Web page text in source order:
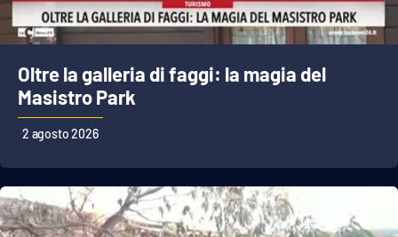
Crotone
Vibo Valentia
Reggio Calabria
Lamezia Terme
Oltre la galleria di faggi: la magia del
Masistro Park
2 agosto 2026